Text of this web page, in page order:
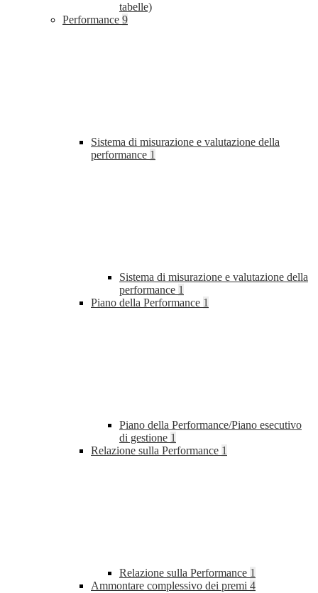
tabelle)
Performance 9
Sistema di misurazione e valutazione della
performance 1
Sistema di misurazione e valutazione della
performance 1
Piano della Performance 1
Piano della Performance/Piano esecutivo
di gestione 1
Relazione sulla Performance 1
Relazione sulla Performance 1
Ammontare complessivo dei premi 4